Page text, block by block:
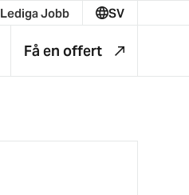
Lediga Jobb SV
Få en offert